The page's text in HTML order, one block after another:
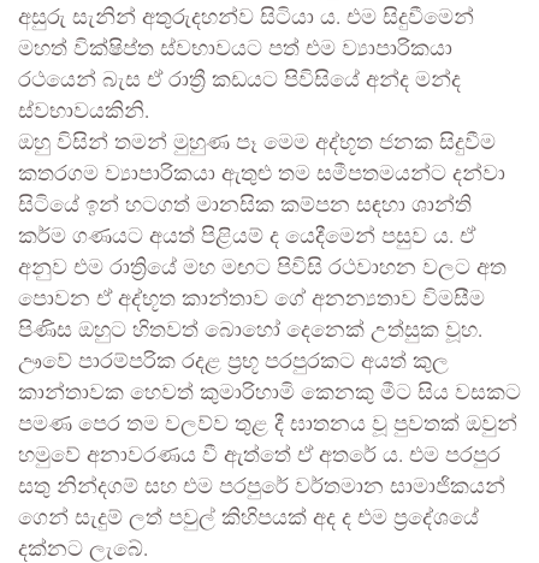
අසුරු සැනින් අතුරුදහන්ව සිටියා ය. එම සිදුවීමෙන්
මහත් වික්ෂිප්ත ස්වභාවයට පත් එම ව්‍යාපාරිකයා
රථයෙන් බැස ඒ රාත්‍රී කඩයට පිවිසියේ අන්ද මන්ද
ස්වභාවයකිනි.
ඔහු විසින් තමන් මුහුණ පෑ මෙම අද්භූත ජනක සිදුවීම
කතරගම ව්‍යාපාරිකයා ඇතුළු තම සමීපතමයන්ට දන්වා
සිටියේ ඉන් හටගත් මානසික කම්පන සඳහා ශාන්ති
කර්ම ගණයට අයත් පිළියම් ද යෙදීමෙන් පසුව ය. ඒ
අනුව එම රාත්‍රියේ මහ මඟට පිවිසි රථවාහන වලට අත
පොවන ඒ අද්භූත කාන්තාව ගේ අනන්‍යතාව විමසීම
පිණිස ඔහුට හිතවත් බොහෝ දෙනෙක් උත්සුක වූහ.
ඌවේ පාරම්පරික රදළ ප්‍රභූ පරපුරකට අයත් කුල
කාන්තාවක හෙවත් කුමාරිහාමි කෙනකු මීට සිය වසකට
පමණ පෙර තම වලව්ව තුළ දී ඝාතනය වූ පුවතක් ඔවුන්
හමුවේ අනාවරණය වී ඇත්තේ ඒ අතරේ ය. එම පරපුර
සතු නින්දගම් සහ එම පරපුරේ වර්තමාන සාමාජිකයන්
ගෙන් සැදුම් ලත් පවුල් කිහිපයක් අද ද එම ප්‍රදේශයේ
දක්නට ලැබේ.